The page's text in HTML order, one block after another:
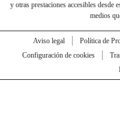
y otras prestaciones accesibles desde
medios
Aviso legal Política de
Configuración de cookies